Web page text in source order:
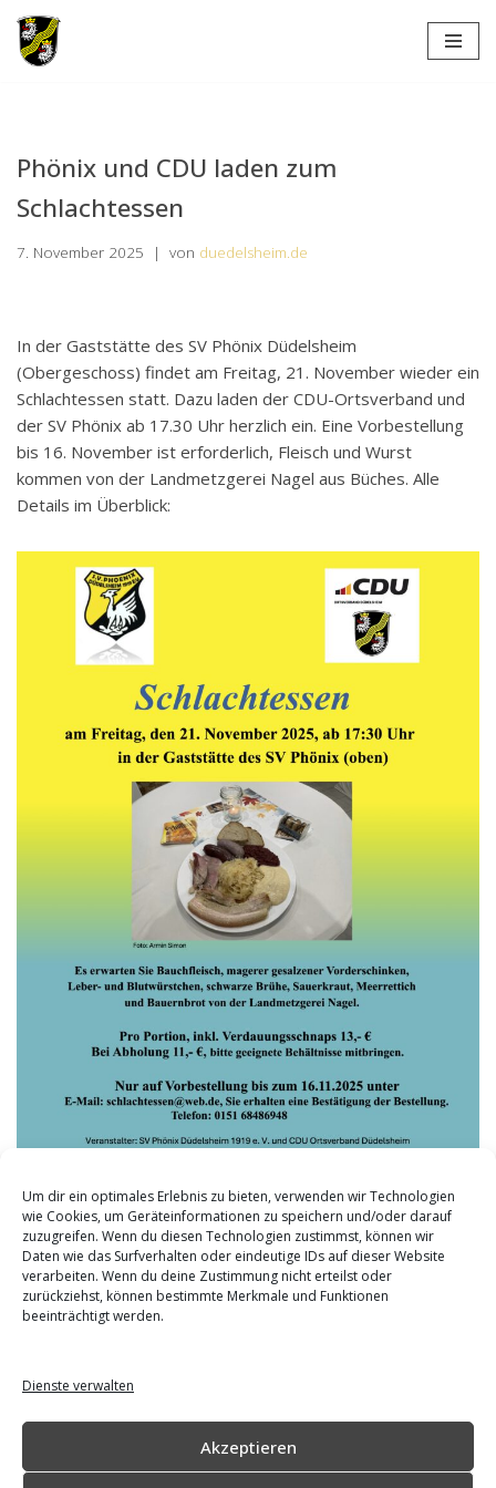
Um dir ein optimales Erlebnis zu bieten, verwenden wir Technologien
wie Cookies, um Geräteinformationen zu speichern und/oder darauf
zuzugreifen. Wenn du diesen Technologien zustimmst, können wir
Daten wie das Surfverhalten oder eindeutige IDs auf dieser Website
verarbeiten. Wenn du deine Zustimmung nicht erteilst oder
zurückziehst, können bestimmte Merkmale und Funktionen
beeinträchtigt werden.
Dienste verwalten
Akzeptieren
Zum
Phönix und CDU laden zum
Schlachtessen
7. November 2025 von duedelsheim.de
In der Gaststätte des SV Phönix Düdelsheim
(Obergeschoss) findet am Freitag, 21. November wieder ein
Schlachtessen statt. Dazu laden der CDU-Ortsverband und
der SV Phönix ab 17.30 Uhr herzlich ein. Eine Vorbestellung
bis 16. November ist erforderlich, Fleisch und Wurst
kommen von der Landmetzgerei Nagel aus Büches. Alle
Details im Überblick:
Zur Facebook-Seite von duedelsheim.de